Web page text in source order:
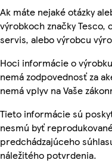
Ak máte nejaké otázky
výrobkoch značky Tesco,
servis, alebo výrobcu
Hoci informácie o
nemá zodpovednosť za
nemá vplyv na Vaše
Tieto informácie sú
nesmú byť
predchádzajúceho
náležitého potvrdenia.